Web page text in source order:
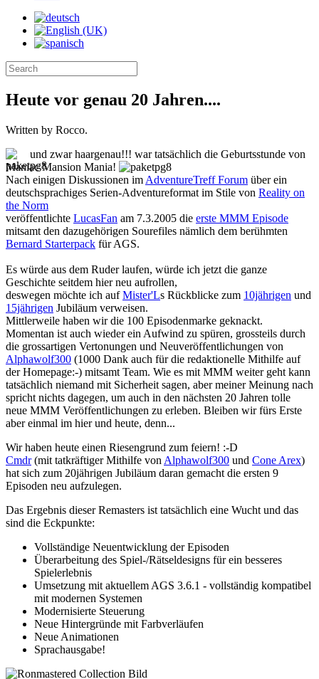
Heute vor genau 20 Jahren....
Written by Rocco.
und zwar haargenau!!! war tatsächlich die Geburtsstunde von
Maniac Mansion Mania!
Nach einigen Diskussionen im AdventureTreff Forum über ein
deutschsprachiges Serien-Adventureformat im Stile von Reality on
the Norm
veröffentlichte LucasFan am 7.3.2005 die erste MMM Episode
mitsamt den dazugehörigen Sourefiles nämlich dem berühmten
Bernard Starterpack für AGS.
Es würde aus dem Ruder laufen, würde ich jetzt die ganze
Geschichte seitdem hier neu aufrollen,
deswegen möchte ich aufMister'Ls Rückblicke zum 10jährigen und
15jährigen Jubiläum verweisen.
Mittlerweile haben wir die 100 Episodenmarke geknackt.
Momentan ist auch wieder ein Aufwind zu spüren, grossteils durch
die grossartigen Vertonungen und Neuveröffentlichungen von
Alphawolf300 (1000 Dank auch für die redaktionelle Mithilfe auf
der Homepage:-) mitsamt Team. Wie es mit MMM weiter geht kann
tatsächlich niemand mit Sicherheit sagen, aber meiner Meinung nach
spricht nichts dagegen, um auch in den nächsten 20 Jahren tolle
neue MMM Veröffentlichungen zu erleben. Bleiben wir fürs Erste
aber einmal im hier und heute, denn...
Wir haben heute einen Riesengrund zum feiern! :-D
Cmdr(mit tatkräftiger Mithilfe von Alphawolf300 und Cone Arex)
hat sich zum 20jährigen Jubiläum daran gemacht die ersten 9
Episoden neu aufzulegen.
Das Ergebnis dieser Remasters ist tatsächlich eine Wucht und das
sind die Eckpunkte:
Vollständige Neuentwicklung der Episoden
Überarbeitung des Spiel-/Rätseldesigns für ein besseres
Spielerlebnis
Umsetzung mit aktuellem AGS 3.6.1 - vollständig kompatibel
mit modernen Systemen
Modernisierte Steuerung
Neue Hintergründe mit Farbverläufen
Neue Animationen
Sprachausgabe!